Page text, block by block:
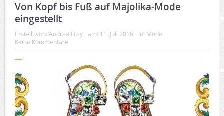
Von Kopf bis Fuß auf Majolika-Mode
eingestellt
Erstellt von: Andrea Frey am: 11. Juli 2016 In: Mode
Keine Kommentare